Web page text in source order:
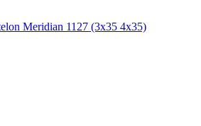
Meridian 1127 (3х35 4x35)